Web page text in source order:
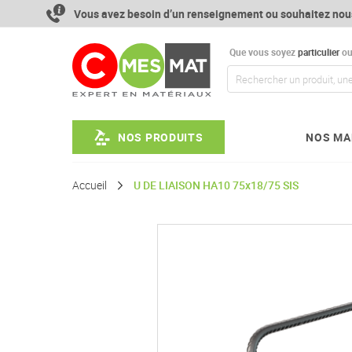
contenu
Vous avez besoin d’un renseignement ou souhaitez
Que vous soyezparticulierou
NOS PRODUITS NOS
Accueil U DE LIAISON HA10 75x18/75 SIS